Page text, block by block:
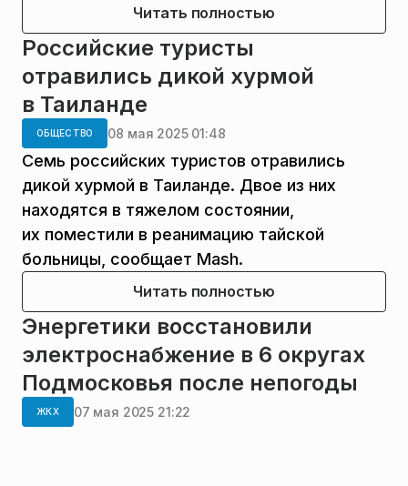
Читать полностью
Российские туристы
отравились дикой хурмой
в Таиланде
ОБЩЕСТВО 08 мая 2025 01:48
Семь российских туристов отравились
дикой хурмой в Таиланде. Двое из них
находятся в тяжелом состоянии,
их поместили в реанимацию тайской
больницы, сообщает Mash.
Читать полностью
Энергетики восстановили
электроснабжение в 6 округах
Подмосковья после непогоды
ЖКХ 07 мая 2025 21:22